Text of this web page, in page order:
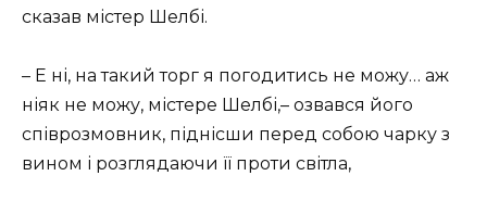
сказав містер Шелбі.
– Е ні, на такий торг я погодитись не можу… аж
ніяк не можу, містере Шелбі,– озвався його
співрозмовник, піднісши перед собою чарку з
вином і розглядаючи її проти світла,